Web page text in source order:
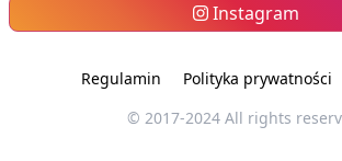
Instagram
Regulamin Polityka prywatności
© 2017-2024 All rights